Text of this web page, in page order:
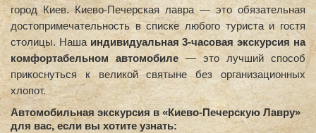
город Киев. Киево-Печерская лавра — это обязательная
достопримечательность в списке любого туриста и гостя
столицы. Наша индивидуальная 3-часовая экскурсия на
комфортабельном автомобиле — это лучший способ
прикоснуться к великой святыне без организационных
хлопот.
Автомобильная экскурсия в «Киево-Печерскую Лавру»
для вас, если вы хотите узнать: